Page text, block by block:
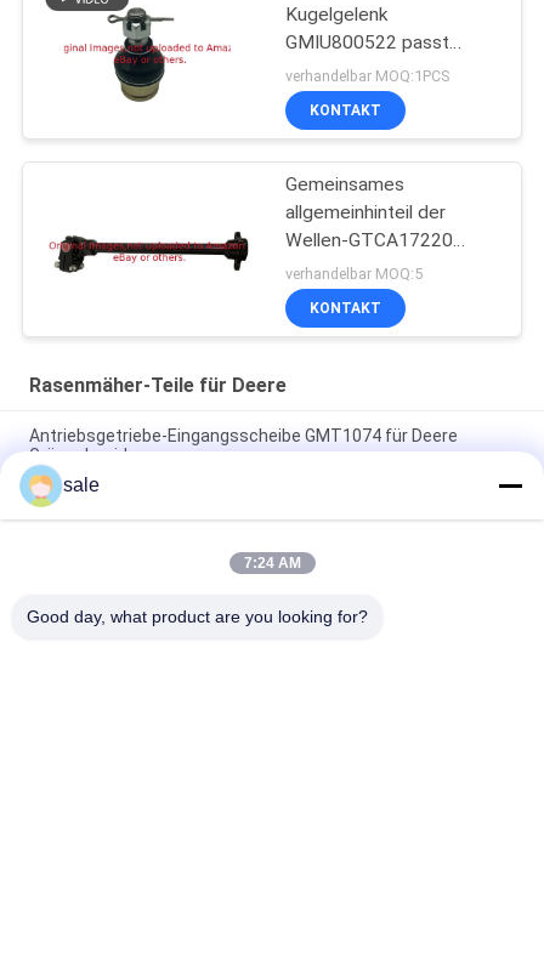
Kugelgelenk
GMIU800522 passt
Gebrauchsfahrzeug
Deere ProGator
verhandelbar MOQ:1PCS
KONTAKT
Gemeinsames
allgemeinhinteil der
Wellen-GTCA17220
passt Deere-Mäher
verhandelbar MOQ:5
KONTAKT
Rasenmäher-Teile für Deere
Antriebsgetriebe-Eingangsscheibe GMT1074 für Deere
Grünschneider
Kupplungs-Proalligator 2030 Druck-Platte GM809222
GM809221 der 2020 Kupplungs-DIS passt Deere
Rasenmäherteile Anlassermotor GAM878176 Passend für
sale
7:24 AM
Good day, what product are you looking for?